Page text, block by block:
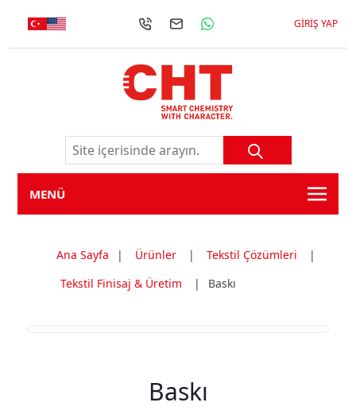
GIRIŞ YAP
MENÜ
Ana Sayfa | Ürünler | Tekstil Çözümleri
|
Tekstil Finisaj & Üretim
| Baskı
Baskı